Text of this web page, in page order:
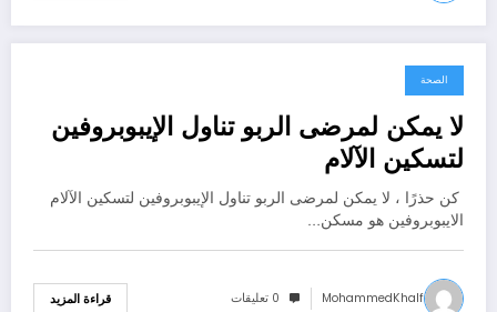
يونيو 30, 2021
الصحة
لا يمكن لمرضى الربو تناول الإيبوبروفين
لتسكين الآلام
كن حذرًا ، لا يمكن لمرضى الربو تناول الإيبوبروفين لتسكين الآلام
الايبوبروفين هو مسكن…
MohammedKhalf 0 تعليقات قراءة المزيد